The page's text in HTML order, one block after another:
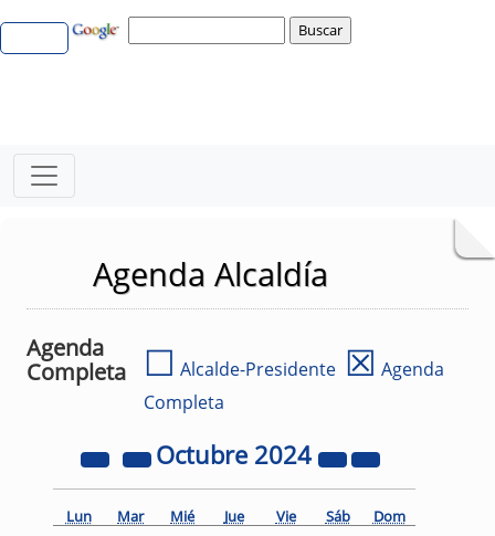
Agenda Alcaldía
Agenda
Completa
☐ Alcalde-Presidente ☒ Agenda
Completa
Octubre 2024
Lun Mar Mié Jue Vie Sáb Dom